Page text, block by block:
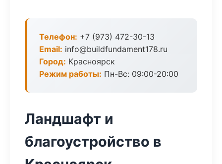
Телефон: +7 (973) 472-30-13
Email: info@buildfundament178.ru
Город: Красноярск
Режим работы: Пн-Вс: 09:00-20:00
Ландшафт и
благоустройство в